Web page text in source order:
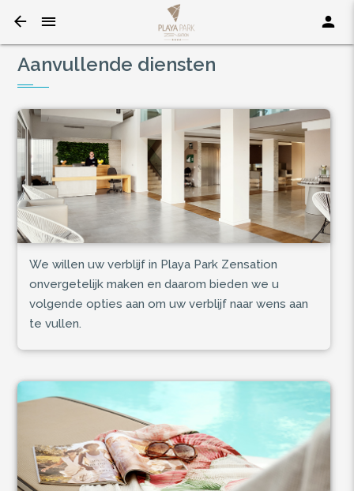
Aanvullende diensten
We willen uw verblijf in Playa Park Zensation
onvergetelijk maken en daarom bieden we u
volgende opties aan om uw verblijf naar wens aan
te vullen.